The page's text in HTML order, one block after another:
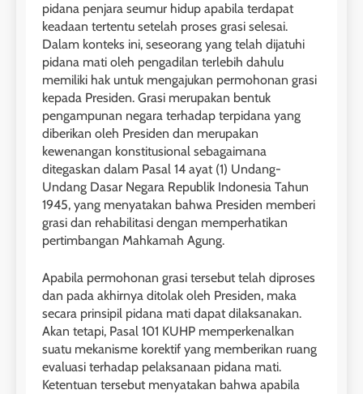
pidana penjara seumur hidup apabila terdapat
keadaan tertentu setelah proses grasi selesai.
Dalam konteks ini, seseorang yang telah dijatuhi
pidana mati oleh pengadilan terlebih dahulu
memiliki hak untuk mengajukan permohonan grasi
kepada Presiden. Grasi merupakan bentuk
pengampunan negara terhadap terpidana yang
diberikan oleh Presiden dan merupakan
kewenangan konstitusional sebagaimana
ditegaskan dalam Pasal 14 ayat (1) Undang-
Undang Dasar Negara Republik Indonesia Tahun
1945, yang menyatakan bahwa Presiden memberi
grasi dan rehabilitasi dengan memperhatikan
pertimbangan Mahkamah Agung.
Apabila permohonan grasi tersebut telah diproses
dan pada akhirnya ditolak oleh Presiden, maka
secara prinsipil pidana mati dapat dilaksanakan.
Akan tetapi, Pasal 101 KUHP memperkenalkan
suatu mekanisme korektif yang memberikan ruang
evaluasi terhadap pelaksanaan pidana mati.
Ketentuan tersebut menyatakan bahwa apabila